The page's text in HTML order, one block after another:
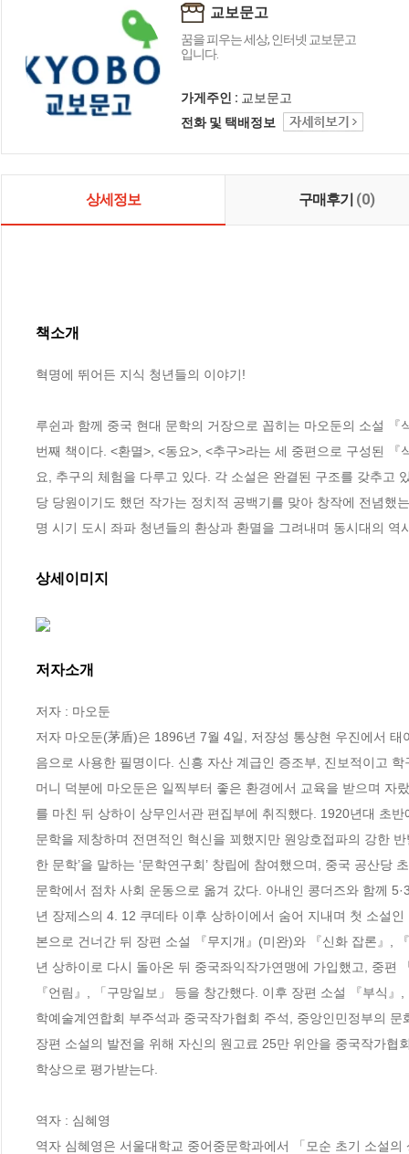
교보문고
꿈을 피우는 세상, 인터넷 교보문고
입니다.
가게주인 : 교보문고
전화 및 택배정보
상세정보 구매후기 (0)
책소개
혁명에 뛰어든 지식 청년들의 이야기!
루쉰과 함께 중국 현대 문학의 거장으로 꼽히는 마오둔의 소설
번째 책이다. <환멸>, <동요>, <추구>라는 세 중편으로 구성된
요, 추구의 체험을 다루고 있다. 각 소설은 완결된 구조를 갖추고
당 당원이기도 했던 작가는 정치적 공백기를 맞아 창작에 전념했
명 시기 도시 좌파 청년들의 환상과 환멸을 그려내며 동시대의 역
상세이미지
저자소개
저자 : 마오둔
저자 마오둔(茅盾)은 1896년 7월 4일, 저쟝성 통샹현 우진에서
음으로 사용한 필명이다. 신흥 자산 계급인 증조부, 진보적이고
머니 덕분에 마오둔은 일찍부터 좋은 환경에서 교육을 받으며
를 마친 뒤 상하이 상무인서관 편집부에 취직했다. 1920년대 초
문학을 제창하며 전면적인 혁신을 꾀했지만 원앙호접파의 강한
한 문학’을 말하는 ‘문학연구회’ 창립에 참여했으며, 중국 공산
문학에서 점차 사회 운동으로 옮겨 갔다. 아내인 콩더즈와 함께
년 장제스의 4. 12 쿠데타 이후 상하이에서 숨어 지내며 첫 소설
본으로 건너간 뒤 장편 소설 『무지개』(미완)와 『신화 잡론』,
년 상하이로 다시 돌아온 뒤 중국좌익작가연맹에 가입했고, 중편
『언림』, 「구망일보」 등을 창간했다. 이후 장편 소설 『부식
학예술계연합회 부주석과 중국작가협회 주석, 중앙인민정부의
장편 소설의 발전을 위해 자신의 원고료 25만 위안을 중국작가협
학상으로 평가받는다.
역자 : 심혜영
역자 심혜영은 서울대학교 중어중문학과에서 「모순 초기 소설